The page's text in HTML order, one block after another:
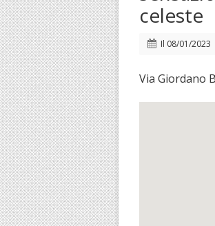
celeste
Il 08/01/2023
Via Giordano